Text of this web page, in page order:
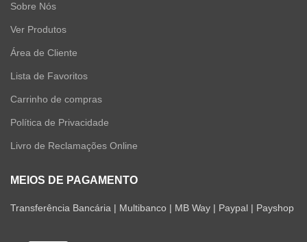
Sobre Nós
Ver Produtos
Área de Cliente
Lista de Favoritos
Carrinho de compras
Política de Privacidade
Livro de Reclamações Online
MEIOS DE PAGAMENTO
Transferência Bancária | Multibanco | MB Way | Paypal | Payshop